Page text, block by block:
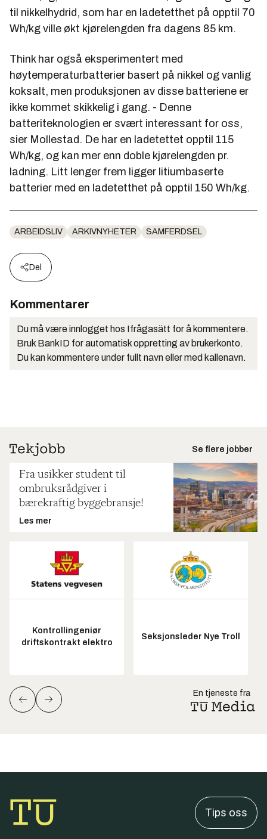
til nikkelhydrid, som har en ladetetthet på opptil 70
Wh/kg ville økt kjørelengden fra dagens 85 km.
Think har også eksperimentert med
høytemperaturbatterier basert på nikkel og vanlig
koksalt, men produksjonen av disse batteriene er
ikke kommet skikkelig i gang. - Denne
batteriteknologien er svært interessant for oss,
sier Mollestad. De har en ladetettet opptil 115
Wh/kg, og kan mer enn doble kjørelengden pr.
ladning. Litt lenger frem ligger litiumbaserte
batterier med en ladetetthet på opptil 150 Wh/kg.
ARBEIDSLIV ARKIVNYHETER SAMFERDSEL
Del
Kommentarer
Du må være innlogget hos Ifrågasätt for å kommentere.
Bruk BankID for automatisk oppretting av brukerkonto.
Du kan kommentere under fullt navn eller med kallenavn.
Se flere jobber
Fra usikker student til
ombruksrådgiver i
bærekraftig byggebransje!
Les mer
Kontrollingeniør
driftskontrakt elektro
Seksjonsleder Nye Troll
En tjeneste fra
Tips oss